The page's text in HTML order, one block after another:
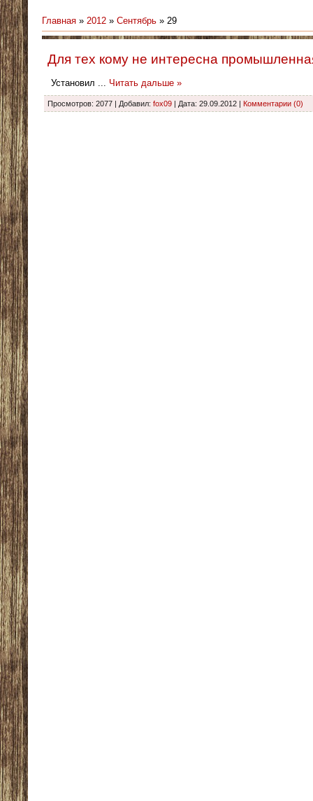
Главная » 2012 » Сентябрь » 29
Для тех кому не интересна
Установил ... Читать дальше »
Просмотров: 2077 | Добавил: fox09 | Дата: 29.09.2012 Комментарии (0)